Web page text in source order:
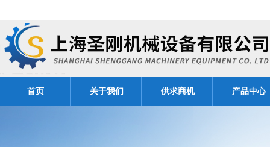
首页 关于我们 供求商机 产品中心